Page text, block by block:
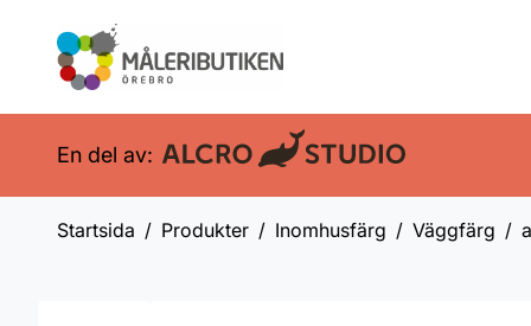
En del av:
Startsida Produkter Inomhusfärg Väggfärg